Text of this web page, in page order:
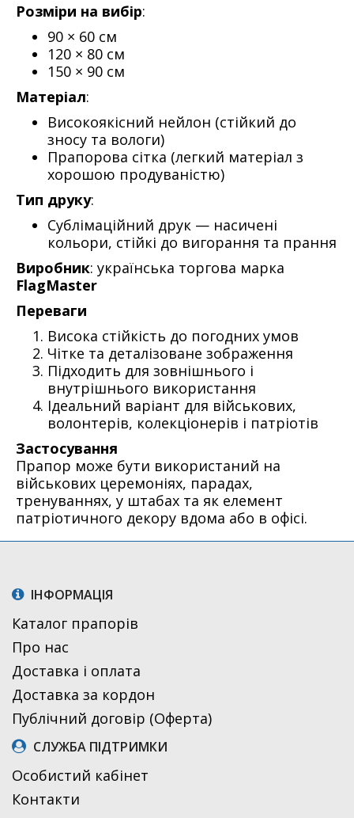
Розміри на вибір:
90 × 60 см
120 × 80 см
150 × 90 см
Матеріал:
Високоякісний нейлон (стійкий до
зносу та вологи)
Прапорова сітка (легкий матеріал з
хорошою продуваністю)
Тип друку:
Сублімаційний друк — насичені
кольори, стійкі до вигорання та прання
Виробник: українська торгова марка
FlagMaster
Переваги
Висока стійкість до погодних умов
Чітке та деталізоване зображення
Підходить для зовнішнього і
внутрішнього використання
Ідеальний варіант для військових,
волонтерів, колекціонерів і патріотів
Застосування
Прапор може бути використаний на
військових церемоніях, парадах,
тренуваннях, у штабах та як елемент
патріотичного декору вдома або в офісі.
ІНФОРМАЦІЯ
Каталог прапорів
Про нас
Доставка і оплата
Доставка за кордон
Публічний договір (Оферта)
СЛУЖБА ПІДТРИМКИ
Особистий кабінет
Контакти